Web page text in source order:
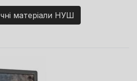
матеріали НУШ
GmbH
& Support